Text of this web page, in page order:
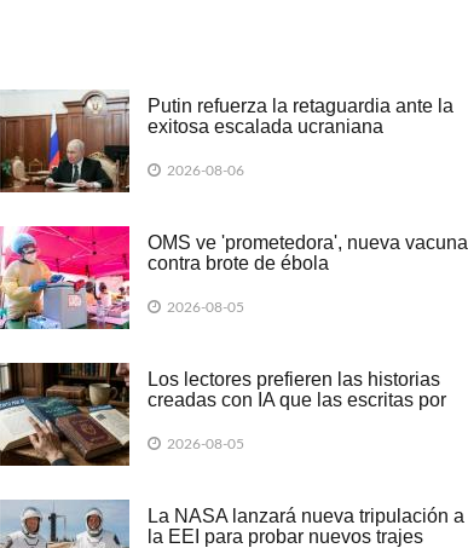
Putin refuerza la retaguardia ante la
exitosa escalada ucraniana
2026-08-06
OMS ve 'prometedora', nueva vacuna
contra brote de ébola
2026-08-05
Los lectores prefieren las historias
creadas con IA que las escritas por
2026-08-05
La NASA lanzará nueva tripulación a
la EEI para probar nuevos trajes